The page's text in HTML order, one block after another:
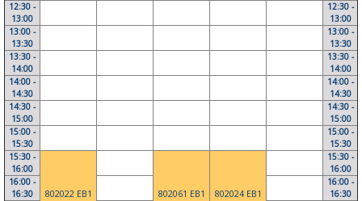
12:30 -
13:00
12:30 -
13:00
13:00 -
13:30
13:00 -
13:30
13:30 -
14:00
13:30 -
14:00
14:00 -
14:30
14:00 -
14:30
14:30 -
15:00
14:30 -
15:00
15:00 -
15:30
15:00 -
15:30
15:30 -
16:00
802022 EB1
802061 EB1
802024 EB1
15:30 -
16:00
16:00 -
16:30
16:00 -
16:30